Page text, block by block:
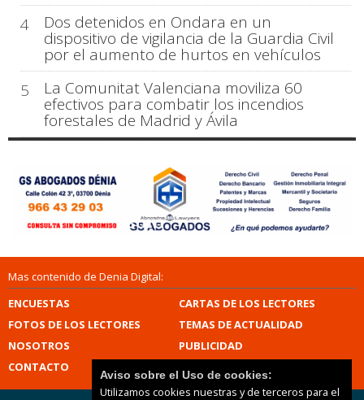
4
Dos detenidos en Ondara en un
dispositivo de vigilancia de la Guardia Civil
por el aumento de hurtos en vehículos
5
La Comunitat Valenciana moviliza 60
efectivos para combatir los incendios
forestales de Madrid y Ávila
Mas contenido de Denia Digital:
ENCUESTAS
CARTAS DE LOS LECTORES
FOTOS DE LOS LECTORES
TEMAS DE ACTUALIDAD
NOSOTROS
PUBLICIDAD
CONTACTO
Aviso sobre el Uso de cookies:
Utilizamos cookies nuestras y de terceros para el